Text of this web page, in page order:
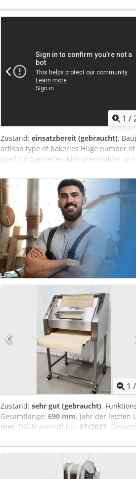
1 /
Zustand: einsatzbereit (gebraucht),
artisan type of bakeries Huge number
used for baguettes with premoulder or
Sheeting of moulding possibility
Baguettes Whole meal Ciabatta Artisan
consisting of: WP V300 dough divider 1
Voluminator WP CR59 AT conical
1600 gr. WP AF 2002 intermediate
belt Photocell controlled infeed conveyor
stainless steel curling net standard
pressure board weight range 200 – 2000
1 /
Zustand: sehr gut (gebraucht),
Gesamtlänge: 690 mm, Jahr der letzten
mm, DGUV geprüft bis: 07/2027,
, TOP
max.1200 g mit Filzbänder für weiche
max. 750 mm Auslaufblech
400V, 16A-CEE Stecker Maße: 990 x